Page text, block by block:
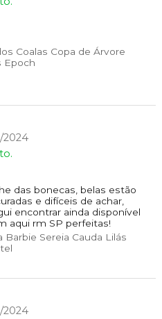
Coalas Copa de Árvore
Epoch
2024
das bonecas, belas estão
e difíceis de achar,
encontrar ainda disponível
aqui rm SP perfeitas!
Sereia Cauda Lilás
2024